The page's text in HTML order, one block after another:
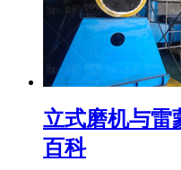
立式磨机与
百科